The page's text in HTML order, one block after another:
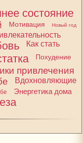
состояние
Мотивация Новый год
Как стать
Похудение
привлечения
Вдохновляющие
Энергетика дома